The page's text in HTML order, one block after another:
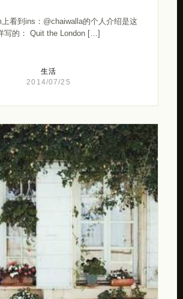
看到ins：@chaiwalla的个人介绍是这
写的： Quit the London […]
生活
2014/07/25